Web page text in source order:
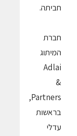
חביתה.
חברת
המיתוג
Adlai
&
Partners,
בראשות
עדלי